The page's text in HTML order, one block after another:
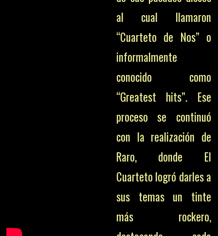
al cual llamaron
“Cuarteto de Nos” o
informalmente
conocido como
“Greatest hits”. Ese
proceso se continuó
con la realización de
Raro, donde El
Cuarteto logró darles a
sus temas un tinte
más rockero,